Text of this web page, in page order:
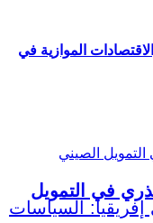
الموازية في
في التمويل